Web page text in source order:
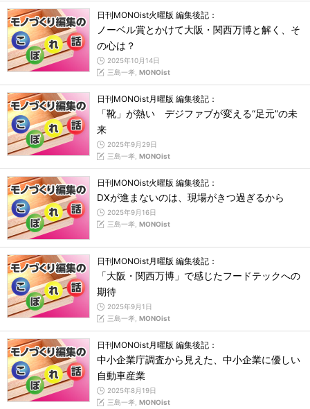
日刊MONOist火曜版 編集後記：
ノーベル賞とかけて大阪・関西万博と解く、そ
の心は？
2025年10月14日
三島一孝, MONOist
日刊MONOist月曜版 編集後記：
「靴」が熱い デジファブが変える“足元”の未
来
2025年9月29日
三島一孝, MONOist
日刊MONOist火曜版 編集後記：
DXが進まないのは、現場がきつ過ぎるから
2025年9月16日
三島一孝, MONOist
日刊MONOist月曜版 編集後記：
「大阪・関西万博」で感じたフードテックへの
期待
2025年9月1日
三島一孝, MONOist
日刊MONOist月曜版 編集後記：
中小企業庁調査から見えた、中小企業に優しい
自動車産業
2025年8月19日
三島一孝, MONOist